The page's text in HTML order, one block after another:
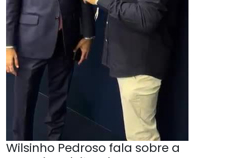
Wilsinho Pedroso fala sobre a